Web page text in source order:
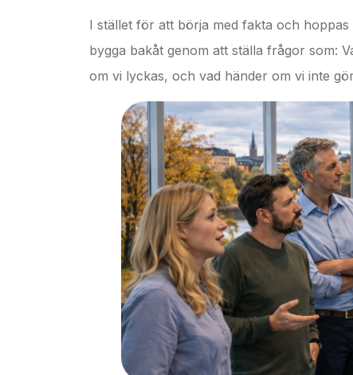
I stället för att börja med fakta och
bygga bakåt genom att ställa frågor som:
om vi lyckas, och vad händer om vi inte